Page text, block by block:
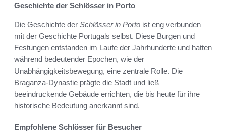
Geschichte der Schlösser in Porto
Die Geschichte der Schlösser in Porto ist eng verbunden
mit der Geschichte Portugals selbst. Diese Burgen und
Festungen entstanden im Laufe der Jahrhunderte und hatten
während bedeutender Epochen, wie der
Unabhängigkeitsbewegung, eine zentrale Rolle. Die
Braganza-Dynastie prägte die Stadt und ließ
beeindruckende Gebäude errichten, die bis heute für ihre
historische Bedeutung anerkannt sind.
Empfohlene Schlösser für Besucher